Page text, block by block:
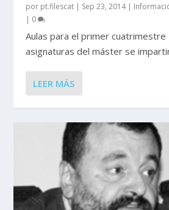
por pt.filescat | Sep 23, 2014|
| 0
Aulas para el primer cuatrimestre
asignaturas del máster se
LEER MÁS